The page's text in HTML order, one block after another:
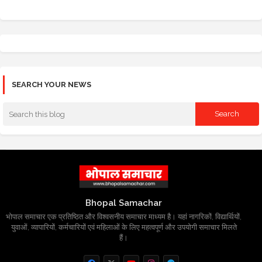
SEARCH YOUR NEWS
Bhopal Samachar
भोपाल समाचार एक प्रतिष्ठित और विश्वसनीय समाचार माध्यम है। यहां नागरिकों, विद्यार्थियों,
युवाओं, व्यापारियों, कर्मचारियों एवं महिलाओं के लिए महत्वपूर्ण और उपयोगी समाचार मिलते
हैं।